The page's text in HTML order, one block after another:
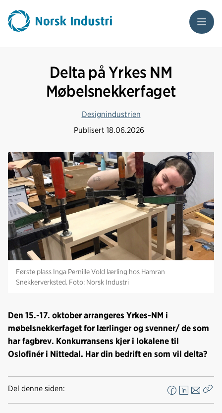
Meny
Delta på Yrkes NM
Møbelsnekkerfaget
Designindustrien
Publisert 18.06.2026
Første plass Inga Pernille Vold lærling hos Hamran
Snekkerverksted. Foto: Norsk Industri
Den 15.-17. oktober arrangeres Yrkes-NM i
møbelsnekkerfaget for lærlinger og svenner/ de som
har fagbrev. Konkurransens kjer i lokalene til
Oslofinér i Nittedal. Har din bedrift en som vil delta?
Del denne siden:
F
L
E